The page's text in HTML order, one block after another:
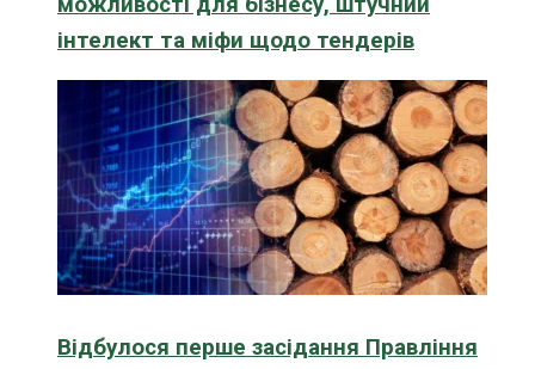
інтелект та міфи щодо тендерів
Відбулося перше засідання Правління